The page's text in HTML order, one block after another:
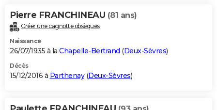
Pierre FRANCHINEAU (81 ans)
Créer une cagnotte obsèques
Naissance
26/07/1935 à la Chapelle-Bertrand (Deux-Sèvres)
Décès
15/12/2016 à Parthenay(Deux-Sèvres)